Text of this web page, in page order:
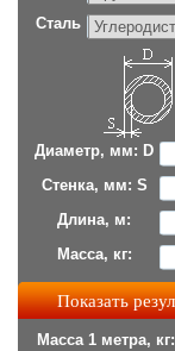
Сталь
Диаметр, мм: D
Стенка, мм: S
Длина, м:
Масса, кг:
Масса 1 метра, кг: